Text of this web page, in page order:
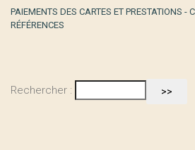
PAIEMENTS DES CARTES ET PRESTATIONS -
RÉFÉRENCES
Rechercher :